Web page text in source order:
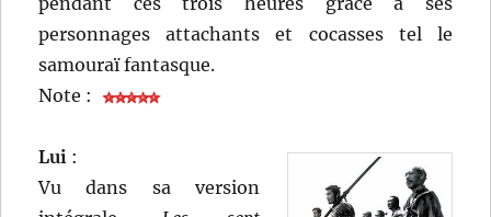
personnages attachants et cocasses tel le
samouraï fantasque.
Note :
Lui :
Vu dans sa version